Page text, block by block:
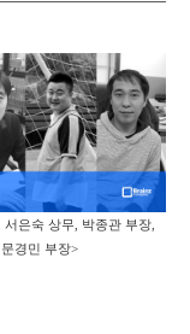
은숙 상무, 박종관 부장,
경민 부장>